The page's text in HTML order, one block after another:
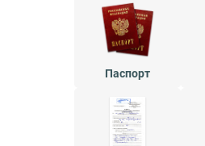
Паспорт